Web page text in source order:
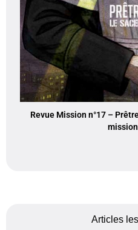
Revue Mission n°17 –
Articles